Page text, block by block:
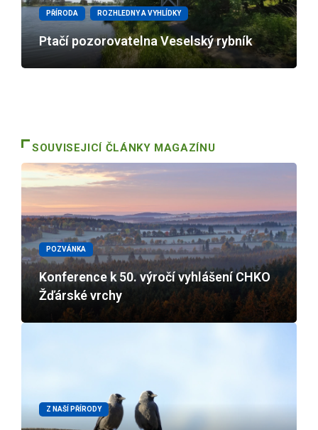
PŘÍRODA ROZHLEDNY A VYHLÍDKY
Ptačí pozorovatelna Veselský rybník
SOUVISEJICÍ ČLÁNKY MAGAZÍNU
POZVÁNKA
Konference k 50. výročí vyhlášení CHKO
Žďárské vrchy
Z NAŠÍ PŘÍRODY